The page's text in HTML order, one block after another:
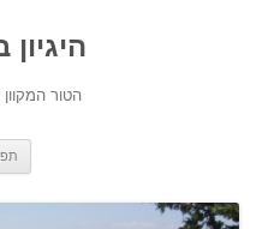
היגיון
הטור